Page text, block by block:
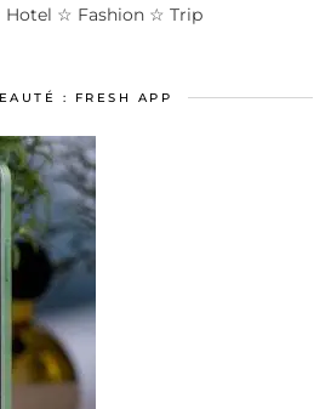
☆ Fashion ☆ Trip
: FRESH APP